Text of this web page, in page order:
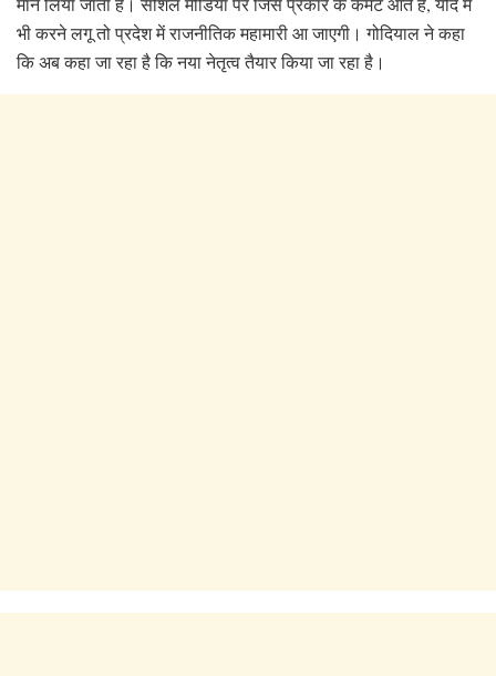
भी करने लगू तो प्रदेश में राजनीतिक महामारी आ जाएगी। गोदियाल ने कहा
कि अब कहा जा रहा है कि नया नेतृत्व तैयार किया जा रहा है।